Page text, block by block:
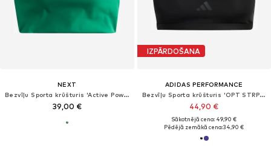
NEXT
Bezvīļu Sporta krūšturis 'Active Power'
39,00 €
IZPĀRDOŠANA
ADIDAS PERFORMANCE
Bezvīļu Sporta krūšturis 'OPT STRP LS BRA'
44,90 €
Sākotnējā cena: 49,90 €
Pēdējā zemākā cena:34,90 €